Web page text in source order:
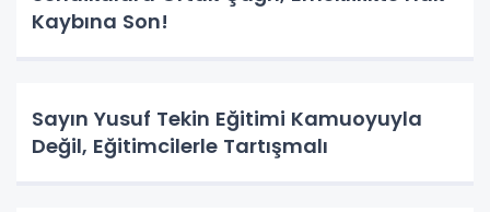
Kaybına Son!
Sayın Yusuf Tekin Eğitimi Kamuoyuyla
Değil, Eğitimcilerle Tartışmalı